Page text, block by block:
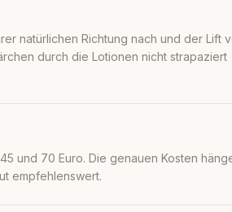
natürlichen Richtung nach und der Lift
durch die Lotionen nicht strapaziert
und 70 Euro. Die genauen Kosten
empfehlenswert.